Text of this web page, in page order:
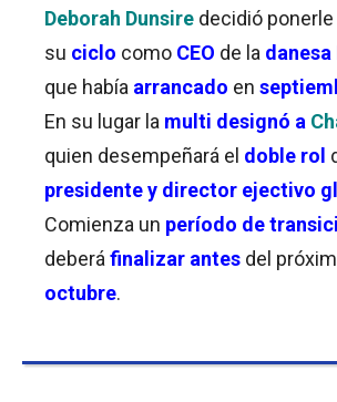
Deborah Dunsire decidió ponerle
su ciclo como CEO de la
que había arrancado en
En su lugar la multi designó a
quien desempeñará el doble rol
presidente y director ejectivo
Comienza un período de
deberá finalizar antes del
octubre.